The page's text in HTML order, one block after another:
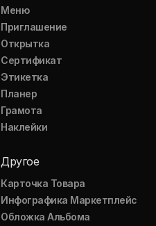
Меню
Приглашение
Открытка
Сертификат
Этикетка
Планер
Грамота
Наклейки
Другое
Карточка Товара
Инфографика Маркетплейс
Обложка Альбома